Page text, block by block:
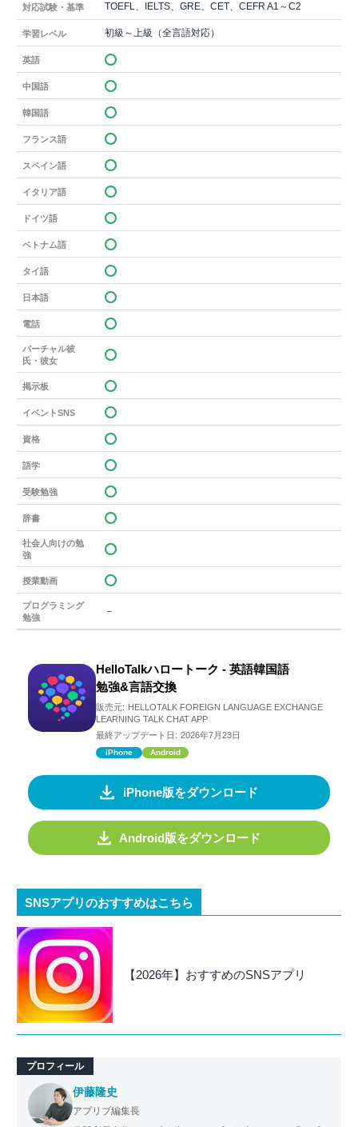
対応試験・基準 TOEFL、IELTS、GRE、CET、CEFR A1～C2
学習レベル 初級～上級（全言語対応）
英語
中国語
韓国語
フランス語
スペイン語
イタリア語
ドイツ語
ベトナム語
タイ語
日本語
電話
バーチャル彼
氏・彼女
掲示板
イベントSNS
資格
語学
受験勉強
辞書
社会人向けの勉
強
授業動画
プログラミング
勉強
－
HelloTalkハロートーク - 英語韓国語
勉強&言語交換
販売元: HELLOTALK FOREIGN LANGUAGE EXCHANGE
LEARNING TALK CHAT APP
最終アップデート日: 2026年7月23日
iPhone Android
iPhone版をダウンロード
Android版をダウンロード
SNSアプリのおすすめはこちら
【2026年】おすすめのSNSアプリ
プロフィール
伊藤隆史
アプリブ編集長